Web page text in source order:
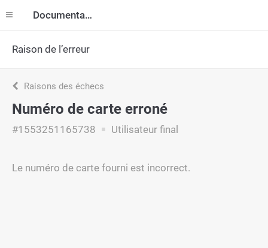
Documentation
Raison de l’erreur
Raisons des échecs
Numéro de carte erroné
#1553251165738 Utilisateur final
Le numéro de carte fourni est incorrect.